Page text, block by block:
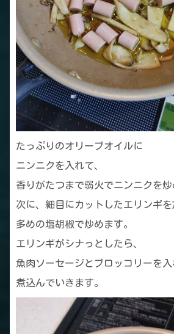
たっぷりのオリーブオイルに
ニンニクを入れて、
香りがたつまで弱火でニンニクを炒
次に、細目にカットしたエリンギを
多めの塩胡椒で炒めます。
エリンギがシナっとしたら、
魚肉ソーセージとブロッコリーを入
煮込んでいきます。